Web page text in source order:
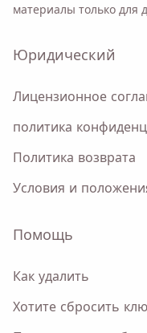
материалы только для
Юридический
Лицензионное
политика
Политика возврата
Условия и
Помощь
Как удалить
Хотите сбросить